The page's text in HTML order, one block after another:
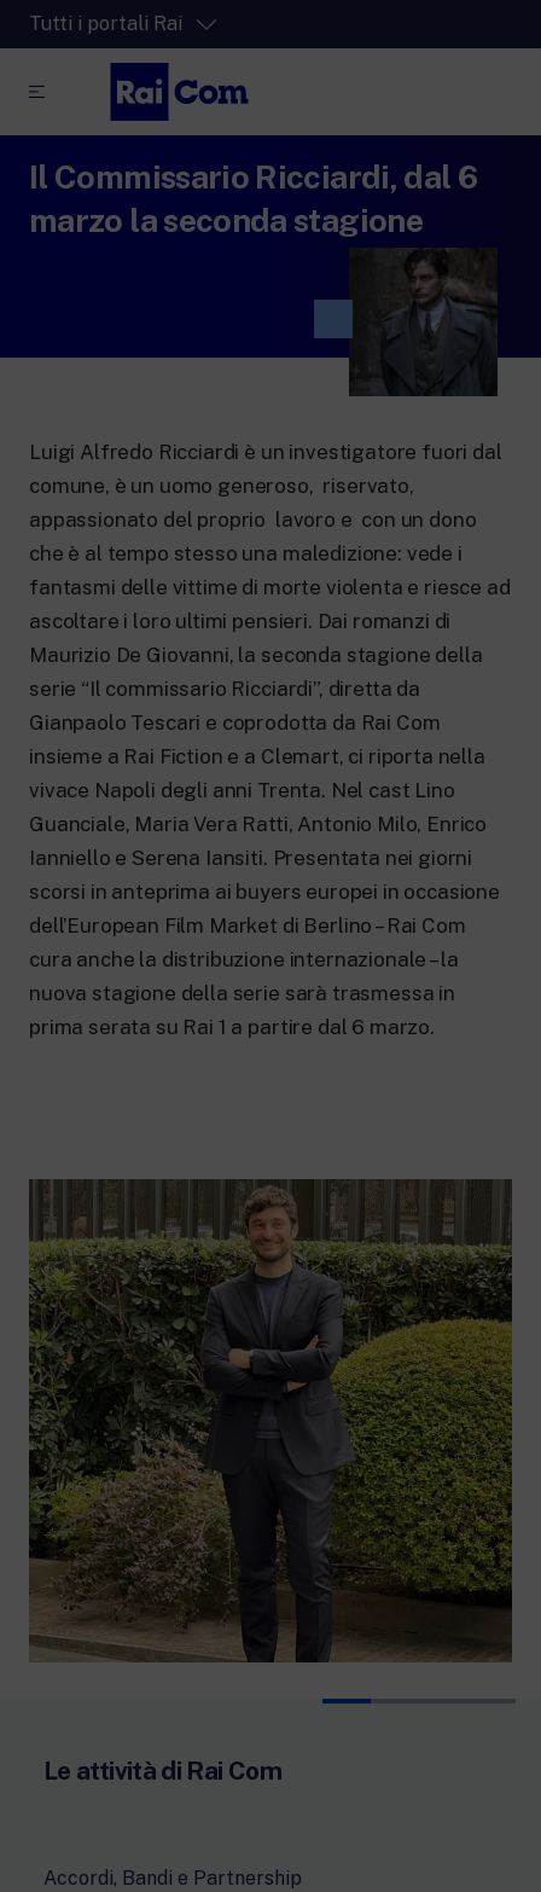
Tutti i portali Rai
La piattaforma di streaming video per tutti.
RaiPlay
La piattaforma digitale dei canali Radio
Lo spazio sicuro ricco di cartoni animati
New 24 ore su 24: attualità, ultime notizie
e aggiornamenti.
RaiNews
Le redazioni regionali di RaiNews.
Rai TgR
Approfondimenti culturali su Arte,
Letteratura, Storia e molto altro.
Rai Cultura
Per le scuole secondarie di I e II grado,
adulti.
Rai Scuola
Il Commissario Ricciardi, dal 6
marzo la seconda stagione
Luigi Alfredo Ricciardi è un investigatore fuori dal
comune, è un uomo generoso, riservato,
appassionato del proprio lavoro e con un dono
che è al tempo stesso una maledizione: vede i
fantasmi delle vittime di morte violenta e riesce ad
ascoltare i loro ultimi pensieri. Dai romanzi di
Maurizio De Giovanni, la seconda stagione della
serie “Il commissario Ricciardi”, diretta da
Gianpaolo Tescari e coprodotta da Rai Com
insieme a Rai Fiction e a Clemart, ci riporta nella
vivace Napoli degli anni Trenta. Nel cast Lino
Guanciale, Maria Vera Ratti, Antonio Milo, Enrico
Ianniello e Serena Iansiti. Presentata nei giorni
scorsi in anteprima ai buyers europei in occasione
dell’European Film Market di Berlino – Rai Com
cura anche la distribuzione internazionale – la
nuova stagione della serie sarà trasmessa in
prima serata su Rai 1 a partire dal 6 marzo.
Le attività di Rai Com
Accordi, Bandi e Partnership